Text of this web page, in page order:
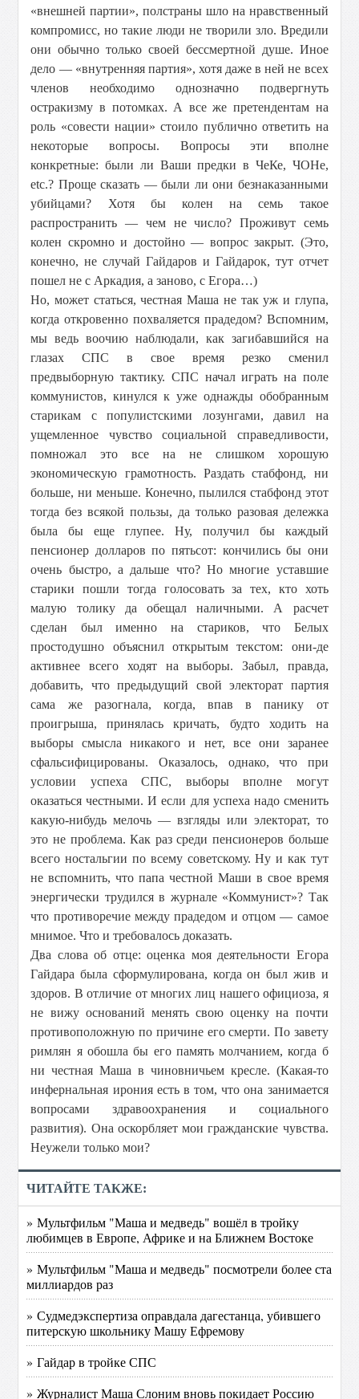
«внешней партии», полстраны шло на нравственный
компромисс, но такие люди не творили зло. Вредили
они обычно только своей бессмертной душе. Иное
дело — «внутренняя партия», хотя даже в ней не всех
членов необходимо однозначно подвергнуть
остракизму в потомках. А все же претендентам на
роль «совести нации» стоило публично ответить на
некоторые вопросы. Вопросы эти вполне
конкретные: были ли Ваши предки в ЧеКе, ЧОНе,
etc.? Проще сказать — были ли они безнаказанными
убийцами? Хотя бы колен на семь такое
распространить — чем не число? Проживут семь
колен скромно и достойно — вопрос закрыт. (Это,
конечно, не случай Гайдаров и Гайдарок, тут отчет
пошел не с Аркадия, а заново, с Егора…)
Но, может статься, честная Маша не так уж и глупа,
когда откровенно похваляется прадедом? Вспомним,
мы ведь воочию наблюдали, как загибавшийся на
глазах СПС в свое время резко сменил
предвыборную тактику. СПС начал играть на поле
коммунистов, кинулся к уже однажды обобранным
старикам с популистскими лозунгами, давил на
ущемленное чувство социальной справедливости,
помножал это все на не слишком хорошую
экономическую грамотность. Раздать стабфонд, ни
больше, ни меньше. Конечно, пылился стабфонд этот
тогда без всякой пользы, да только разовая дележка
была бы еще глупее. Ну, получил бы каждый
пенсионер долларов по пятьсот: кончились бы они
очень быстро, а дальше что? Но многие уставшие
старики пошли тогда голосовать за тех, кто хоть
малую толику да обещал наличными. А расчет
сделан был именно на стариков, что Белых
простодушно объяснил открытым текстом: они-де
активнее всего ходят на выборы. Забыл, правда,
добавить, что предыдущий свой электорат партия
сама же разогнала, когда, впав в панику от
проигрыша, принялась кричать, будто ходить на
выборы смысла никакого и нет, все они заранее
сфальсифицированы. Оказалось, однако, что при
условии успеха СПС, выборы вполне могут
оказаться честными. И если для успеха надо сменить
какую-нибудь мелочь — взгляды или электорат, то
это не проблема. Как раз среди пенсионеров больше
всего ностальгии по всему советскому. Ну и как тут
не вспомнить, что папа честной Маши в свое время
энергически трудился в журнале «Коммунист»? Так
что противоречие между прадедом и отцом — самое
мнимое. Что и требовалось доказать.
Два слова об отце: оценка моя деятельности Егора
Гайдара была сформулирована, когда он был жив и
здоров. В отличие от многих лиц нашего официоза, я
не вижу оснований менять свою оценку на почти
противоположную по причине его смерти. По завету
римлян я обошла бы его память молчанием, когда б
ни честная Маша в чиновничьем кресле. (Какая-то
инфернальная ирония есть в том, что она занимается
вопросами здравоохранения и социального
развития). Она оскорбляет мои гражданские чувства.
Неужели только мои?
ЧИТАЙТЕ ТАКЖЕ:
» Мультфильм "Маша и медведь" вошёл в тройку
любимцев в Европе, Африке и на Ближнем Востоке
» Мультфильм "Маша и медведь" посмотрели более ста
миллиардов раз
» Судмедэкспертиза оправдала дагестанца, убившего
питерскую школьнику Машу Ефремову
» Гайдар в тройке СПС
» Журналист Маша Слоним вновь покидает Россию